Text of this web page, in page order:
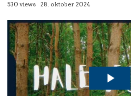
530 views 28. oktober 2024